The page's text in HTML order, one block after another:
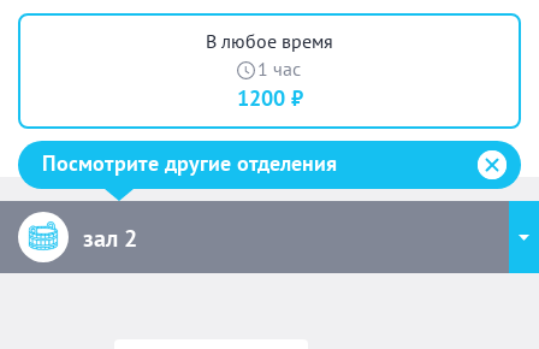
В любое время
1 час
1200 ₽
Посмотрите другие отделения
зал 2